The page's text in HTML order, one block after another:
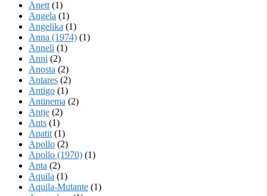
Anett (1)
Angela (1)
Angelika (1)
Anna (1974) (1)
Anneli (1)
Anni (2)
Anosta (2)
Antares (2)
Antigo (1)
Antinema (2)
Antje (2)
Ants (1)
Apatit (1)
Apollo (2)
Apollo (1970) (1)
Apta (2)
Aquila (1)
Aquila-Mutante (1)